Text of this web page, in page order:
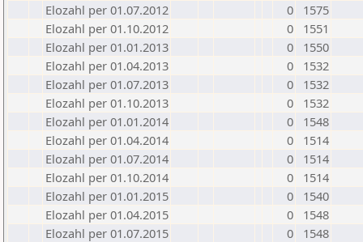
Elozahl per 01.07.2012
0
1575
Elozahl per 01.10.2012
0
1551
Elozahl per 01.01.2013
0
1550
Elozahl per 01.04.2013
0
1532
Elozahl per 01.07.2013
0
1532
Elozahl per 01.10.2013
0
1532
Elozahl per 01.01.2014
0
1548
Elozahl per 01.04.2014
0
1514
Elozahl per 01.07.2014
0
1514
Elozahl per 01.10.2014
0
1514
Elozahl per 01.01.2015
0
1540
Elozahl per 01.04.2015
0
1548
Elozahl per 01.07.2015
0
1548